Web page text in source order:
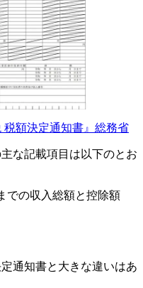
税額決定通知書』総務省
な記載項目は以下のとお
での収入総額と控除額
通知書と大きな違いはあ